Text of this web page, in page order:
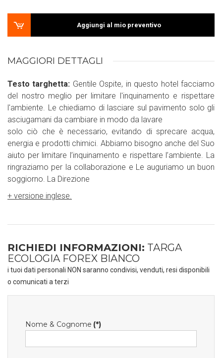
Aggiungi al mio preventivo
MAGGIORI DETTAGLI
Testo targhetta: Gentile Ospite, in questo hotel facciamo
del nostro meglio per limitare l'inquinamento e rispettare
l'ambiente. Le chiediamo di lasciare sul pavimento solo gli
asciugamani da cambiare in modo da lavare
solo ciò che è necessario, evitando di sprecare acqua,
energia e prodotti chimici. Abbiamo bisogno anche del Suo
aiuto per limitare l’inquinamento e rispettare l’ambiente. La
ringraziamo per la collaborazione e Le auguriamo un buon
soggiorno. La Direzione
+ versione inglese.
RICHIEDI INFORMAZIONI: TARGA
ECOLOGIA FOREX BIANCO
i tuoi dati personali NON saranno condivisi, venduti, resi disponibili
o comunicati a terzi
Nome & Cognome (*)